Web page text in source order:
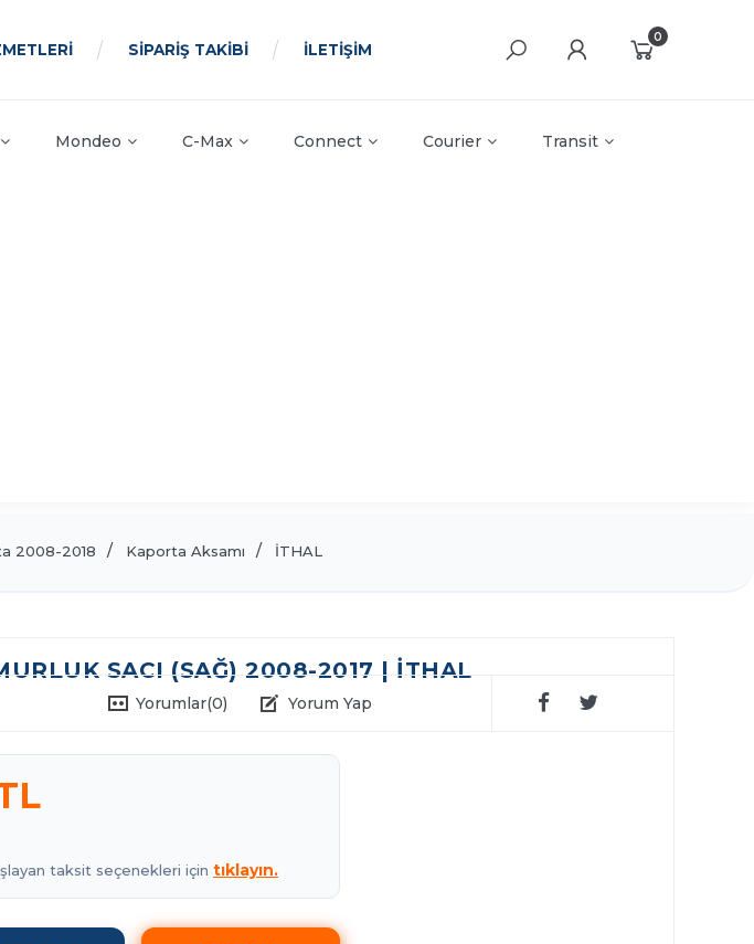
SİPARİŞ TAKİBİ İLETİŞİM
0
Mondeo C-Max Connect Courier Transit
2008-2018 Kaporta Aksamı İTHAL
SACI (SAĞ) 2008-2017 | İTHAL
Yorumlar(0) Yorum Yap
taksit seçenekleri için tıklayın.